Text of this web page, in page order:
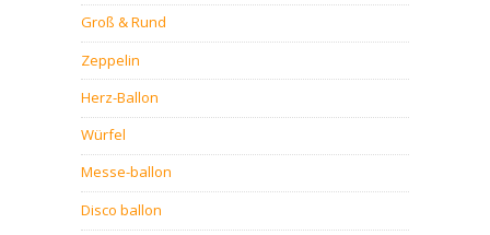
Groß & Rund
Zeppelin
Herz-Ballon
Würfel
Messe-ballon
Disco ballon